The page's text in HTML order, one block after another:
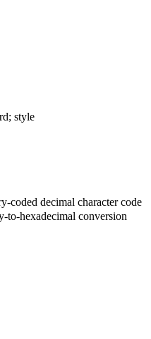
style
coded decimal character code
to-hexadecimal conversion